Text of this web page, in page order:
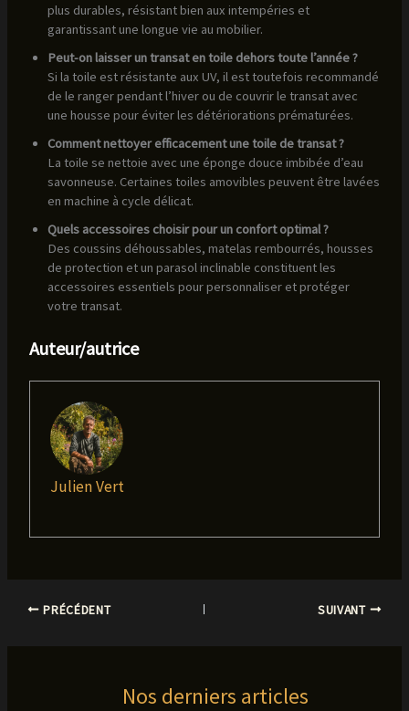
plus durables, résistant bien aux intempéries et
garantissant une longue vie au mobilier.
Peut-on laisser un transat en toile dehors toute l’année ?
Si la toile est résistante aux UV, il est toutefois recommandé
de le ranger pendant l’hiver ou de couvrir le transat avec
une housse pour éviter les détériorations prématurées.
Comment nettoyer efficacement une toile de transat ?
La toile se nettoie avec une éponge douce imbibée d’eau
savonneuse. Certaines toiles amovibles peuvent être lavées
en machine à cycle délicat.
Quels accessoires choisir pour un confort optimal ?
Des coussins déhoussables, matelas rembourrés, housses
de protection et un parasol inclinable constituent les
accessoires essentiels pour personnaliser et protéger
votre transat.
Auteur/autrice
Julien Vert
PRÉCÉDENT SUIVANT
Nos derniers articles